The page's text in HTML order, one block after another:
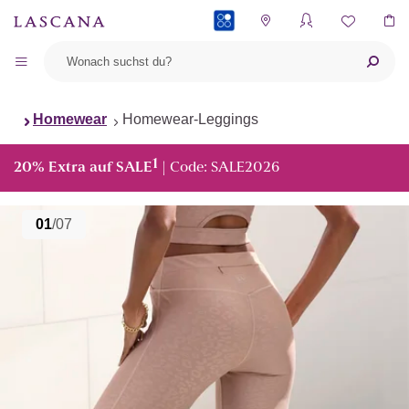
Homewear Homewear-Leggings
20% Extra auf SALE1 | Code: SALE2026
01/07